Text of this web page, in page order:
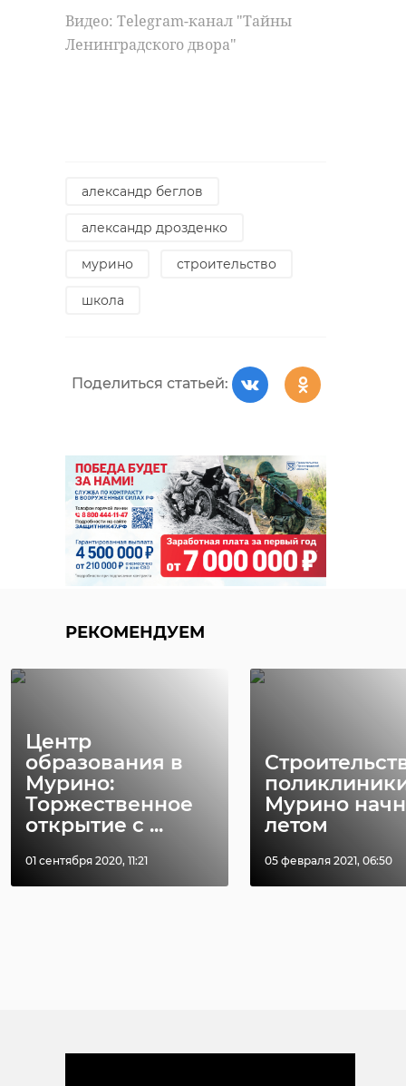
Видео: Telegram-канал "Тайны
Ленинградского двора"
александр беглов
александр дрозденко
мурино строительство
школа
Поделиться статьей:
РЕКОМЕНДУЕМ
Центр
образования в
Мурино:
Торжественное
открытие с ...
01 сентября 2020, 11:21
Мурино
летом
05 февраля 2021, 06:50
24 ноября 2020, 19:15